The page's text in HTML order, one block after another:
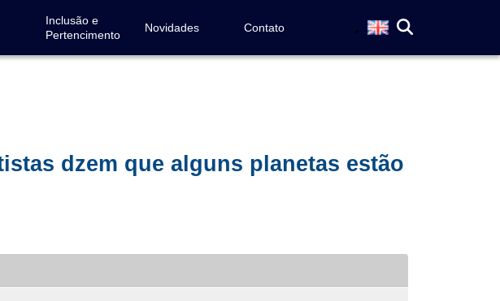
Inclusão e
Pertencimento
Novidades Contato
dzem que alguns planetas estão